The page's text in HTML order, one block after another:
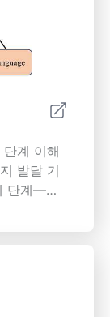
는 다양한
여받습
논의하여
에서 다
다. 현실
보호자는
할 수 있
탐구를
깊은 사
, 어린이
의 기쁨
가이드는
정 지능,
방법을
계 이해
발달 기
단계—감
작—는
다. 비고
사회적
조하는
, 환경,
영향을